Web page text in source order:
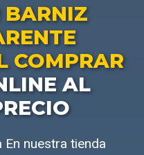
BARNIZ
COMPRAR
AL
nuestra tienda